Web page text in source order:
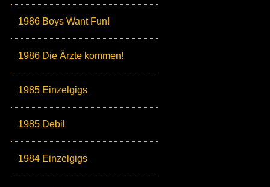
1986 Boys Want Fun!
1986 Die Ärzte kommen!
1985 Einzelgigs
1985 Debil
1984 Einzelgigs